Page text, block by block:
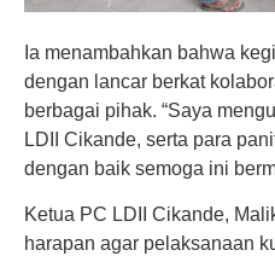
Ia menambahkan bahwa
dengan lancar berkat
berbagai pihak. “Saya
LDII Cikande, serta para
dengan baik semoga ini
Ketua PC LDII Cikande,
harapan agar pelaksanaan